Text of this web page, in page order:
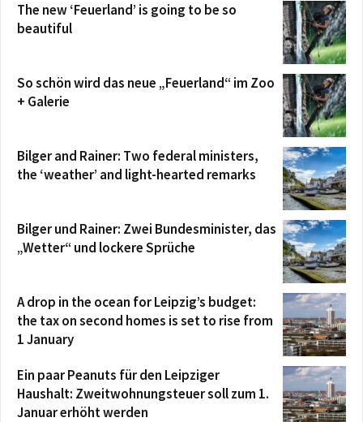
The new ‘Feuerland’ is going to be so
beautiful
So schön wird das neue „Feuerland“ im Zoo
+ Galerie
Bilger and Rainer: Two federal ministers,
the ‘weather’ and light-hearted remarks
Bilger und Rainer: Zwei Bundesminister, das
„Wetter“ und lockere Sprüche
A drop in the ocean for Leipzig’s budget:
the tax on second homes is set to rise from
1 January
Ein paar Peanuts für den Leipziger
Haushalt: Zweitwohnungsteuer soll zum 1.
Januar erhöht werden